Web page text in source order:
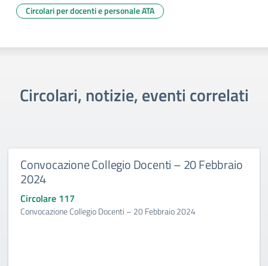
Circolari per docenti e personale ATA
Circolari, notizie, eventi correlati
Convocazione Collegio Docenti – 20 Febbraio
2024
Circolare 117
Convocazione Collegio Docenti – 20 Febbraio 2024